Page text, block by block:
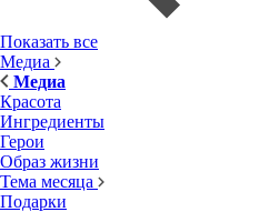
Показать все
Медиа
Медиа
Красота
Ингредиенты
Герои
Образ жизни
Тема месяца
Подарки